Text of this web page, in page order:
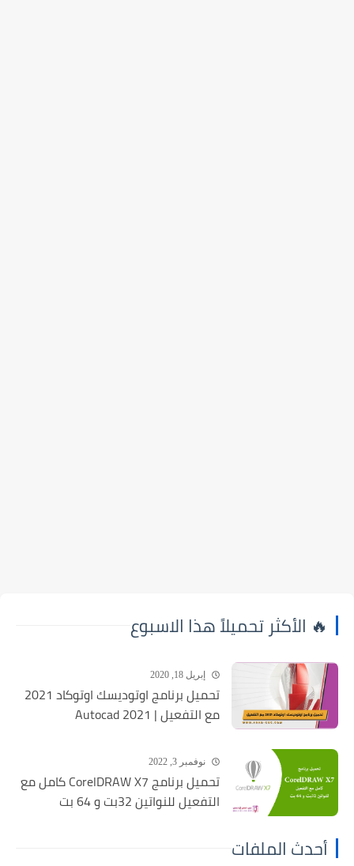
🔥 الأكثر تحميلاً هذا الاسبوع
إبريل 18, 2020
تحميل برنامج اوتوديسك اوتوكاد 2021
مع التفعيل | Autocad 2021
نوفمبر 3, 2022
تحميل برنامج CorelDRAW X7 كامل مع
التفعيل للنواتين 32بت و 64 بت
أحدث الملفات